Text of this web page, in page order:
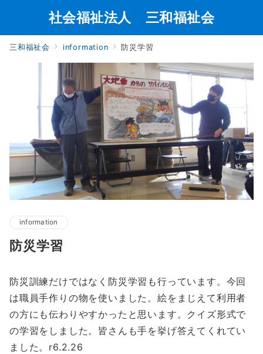
社会福祉法人 三和福祉会
三和福祉会 information 防災学習
information
防災学習
防災訓練だけではなく防災学習も行っています。今回
は職員手作りの物を使いました。絵をまじえて利用者
の方にも伝わりやすかったと思います。クイズ形式で
の学習をしました。皆さんも手を挙げ答えてくれてい
ました。r6.2.26